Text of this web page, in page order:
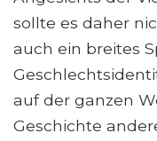
sollte es daher
auch ein breites
auf der ganzen
Geschichte